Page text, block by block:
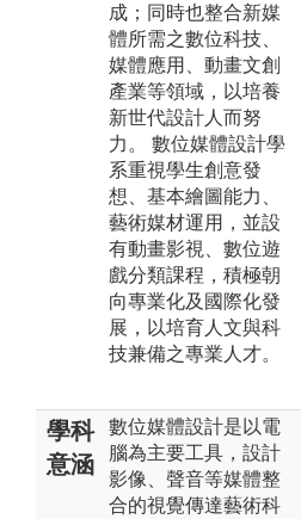
成；同時也整合新媒
體所需之數位科技、
媒體應用、動畫文創
產業等領域，以培養
新世代設計人而努
力。 數位媒體設計學
系重視學生創意發
想、基本繪圖能力、
藝術媒材運用，並設
有動畫影視、數位遊
戲分類課程，積極朝
向專業化及國際化發
展，以培育人文與科
技兼備之專業人才。
學科
意涵
數位媒體設計是以電
腦為主要工具，設計
影像、聲音等媒體整
合的視覺傳達藝術科